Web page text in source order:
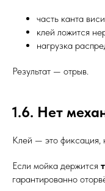
часть канта
клей ложится
нагрузка
Результат — отрыв.
1.6. Нет
Клей — это фиксация,
Если мойка держится
гарантированно